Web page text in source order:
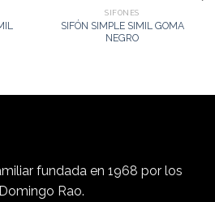
SIFONES
SIFÓN SIMPLE SIMIL GOMA
NEGRO
fundada en 1968 por los
Rao.